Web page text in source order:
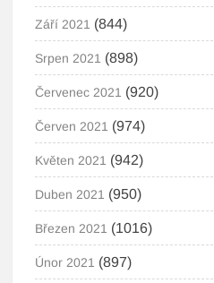
Září 2021 (844)
Srpen 2021 (898)
Červenec 2021 (920)
Červen 2021 (974)
Květen 2021 (942)
Duben 2021 (950)
Březen 2021 (1016)
Únor 2021 (897)